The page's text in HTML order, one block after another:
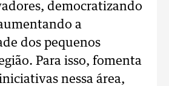
democratizando
a
dos pequenos
Para isso, fomenta
nessa área,